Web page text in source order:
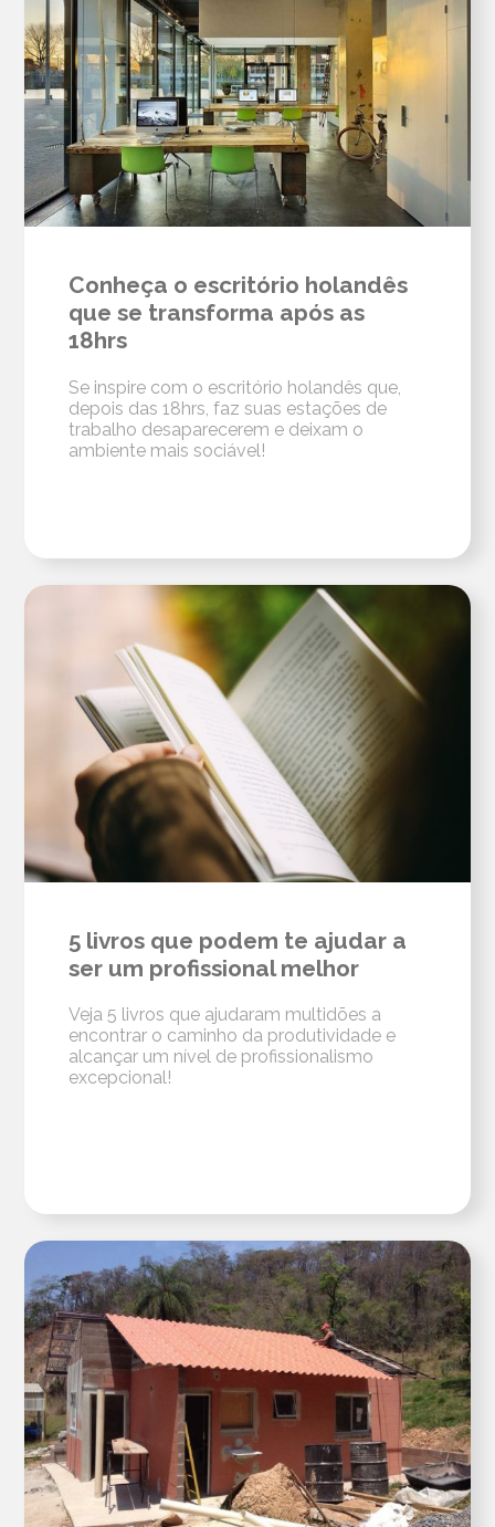
Conheça o escritório holandês
que se transforma após as
18hrs
Se inspire com o escritório holandês que,
depois das 18hrs, faz suas estações de
trabalho desaparecerem e deixam o
ambiente mais sociável!
5 livros que podem te ajudar a
ser um profissional melhor
Veja 5 livros que ajudaram multidões a
encontrar o caminho da produtividade e
alcançar um nível de profissionalismo
excepcional!